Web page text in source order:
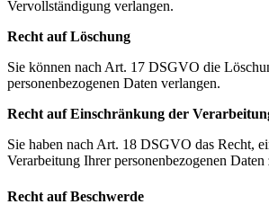
Vervollständigung verlangen.
Recht auf Löschung
Sie können nach Art. 17 DSGVO die
personenbezogenen Daten verlangen.
Recht auf Einschränkung der
Sie haben nach Art. 18 DSGVO das Recht,
Verarbeitung Ihrer personenbezogenen Daten
Recht auf Beschwerde